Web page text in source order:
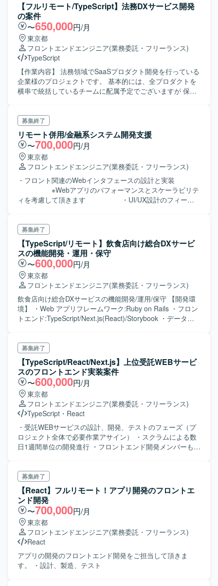
【フルリモート/TypeScript】法務DXサービス開発
の案件
〜650,000円/月
東京都
フロントエンドエンジニア(業務委託・フリーランス)
TypeScript
【作業内容】 法務領域でSaaSプロダクト開発を行っている
企業様のプロジェクトです。 基本的には、全プロダクトを
横串で統括しているチームに配属予定でございますが 保有
う流れとなります。 下記、一例ではございますが、ご担当
いただく予定のPJでございます。 ・社内ポータル開発 ・ユ
ーザー向け管理画面開発 ・新規プロダクトに関するDB作
成 etc ＜使用技術＞ ・TypeScript ・React,Next.js ・
Vue.js ・Node.js ・AWS ・CI/CD（Github Actions） ・
Github
募集終了
リモート併用/金融系システム開発支援
〜700,000円/月
東京都
フロントエンドエンジニア(業務委託・フリーランス)
・フロント関連のWebインタフェースの設計と実装
※Webアプリのパフォーマンスとスケーラビリテ
ィを考慮して頂きます ・UI/UX設計のフィージ
して頂くことがあります ・Webアプリの不具合
分析と対応 ・各種スクラムイベントに参加し、
プロダクトの継続的改善
募集終了
【TypeScript/リモート】飲食店向け総合DXサービ
スの機能開発・運用・保守
〜600,000円/月
東京都
フロントエンドエンジニア(業務委託・フリーランス)
飲食店向け総合DXサービスの機能開発/運用/保守 【開発環
境】 ・Web アプリフレームワーク:Ruby on Rails ・フロン
トエンド:TypeScript/Next.js(React)/Storybook ・データベ
発:Swagger ・自動テスト:Jest
募集終了
【TypeScript/React/Next.js】上位受託WEBサービ
スのフロントエンド実装案件
〜600,000円/月
東京都
フロントエンドエンジニア(業務委託・フリーランス)
TypeScript ・ React
・受託WEBサービスの設計、開発、テストのフェーズ（プ
ロジェクト全体で必要作業アサイン） ・スクラムによる数
日1週間単位の開発進行 ・フロントエンド開発メンバーもし
募集終了
【React】フルリモート！アプリ開発のフロントエ
ンド開発
〜700,000円/月
東京都
フロントエンドエンジニア(業務委託・フリーランス)
React
アプリの開発のフロントエンド開発をご担当して頂きま
す。 ・設計、製造、テスト